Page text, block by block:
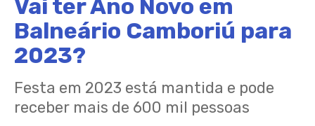
Vai ter Ano Novo em
Balneário Camboriú para
2023?
Festa em 2023 está mantida e pode
receber mais de 600 mil pessoas